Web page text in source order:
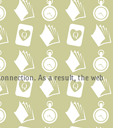
As a result, the web